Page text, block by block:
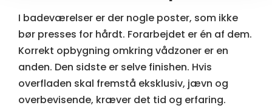
I badeværelser er der nogle poster, som ikke
bør presses for hårdt. Forarbejdet er én af dem.
Korrekt opbygning omkring vådzoner er en
anden. Den sidste er selve finishen. Hvis
overfladen skal fremstå eksklusiv, jævn og
overbevisende, kræver det tid og erfaring.